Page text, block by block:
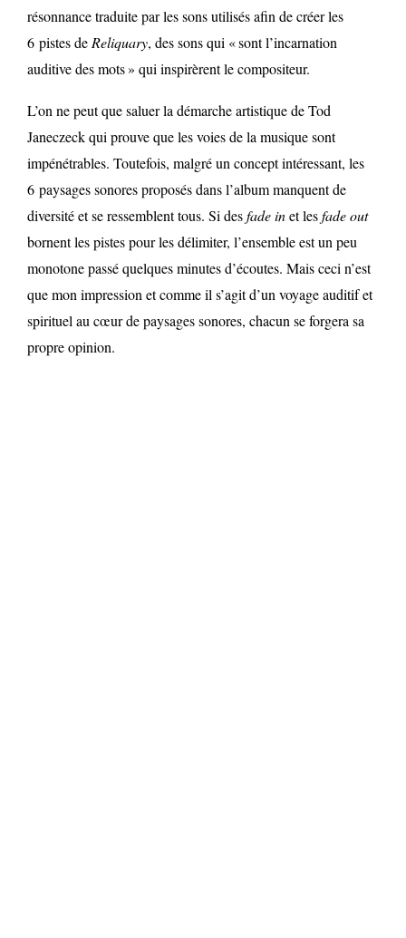
résonnance traduite par les sons utilisés afin de créer les
6 pistes de Reliquary, des sons qui « sont l’incarnation
auditive des mots » qui inspirèrent le compositeur.
L’on ne peut que saluer la démarche artistique de Tod
Janeczeck qui prouve que les voies de la musique sont
impénétrables. Toutefois, malgré un concept intéressant, les
6 paysages sonores proposés dans l’album manquent de
diversité et se ressemblent tous. Si desfade inet lesfade out
bornent les pistes pour les délimiter, l’ensemble est un peu
monotone passé quelques minutes d’écoutes. Mais ceci n’est
que mon impression et comme il s’agit d’un voyage auditif et
spirituel au cœur de paysages sonores, chacun se forgera sa
propre opinion.